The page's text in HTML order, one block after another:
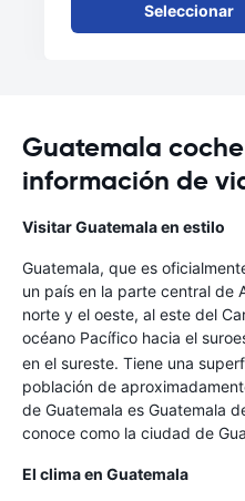
Seleccionar
Guatemala
información de
Visitar Guatemala en estilo
Guatemala, que es
un país en la parte central de
norte y el oeste, al este del
océano Pacífico hacia el
en el sureste. Tiene una
población de
de Guatemala es Guatemala
conoce como la ciudad de
El clima en Guatemala